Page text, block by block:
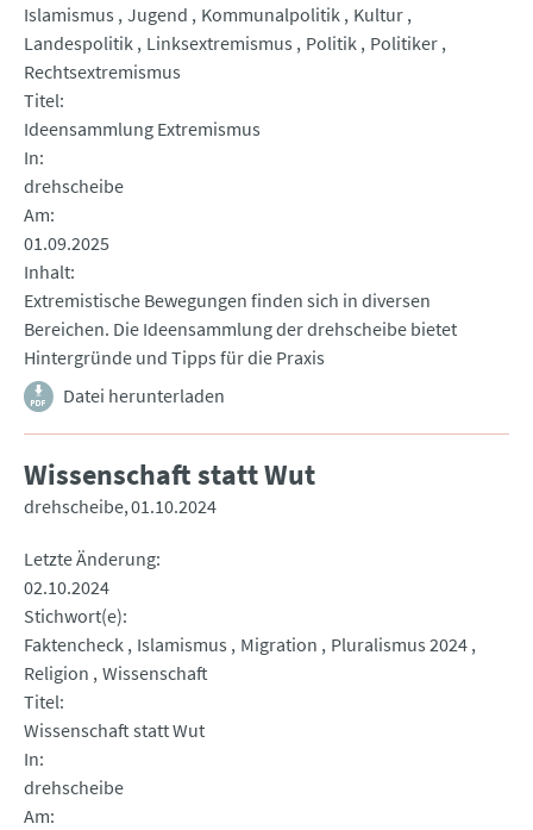
Islamismus Jugend Kommunalpolitik Kultur
Landespolitik Linksextremismus Politik Politiker
Rechtsextremismus
Titel
Ideensammlung Extremismus
In
drehscheibe
Am
01.09.2025
Inhalt
Extremistische Bewegungen finden sich in diversen
Bereichen. Die Ideensammlung der drehscheibe bietet
Hintergründe und Tipps für die Praxis
Datei herunterladen
Wissenschaft statt Wut
drehscheibe 01.10.2024
Letzte Änderung
02.10.2024
Stichwort(e)
Faktencheck Islamismus Migration
Pluralismus 2024
Religion Wissenschaft
Titel
Wissenschaft statt Wut
In
drehscheibe
Am